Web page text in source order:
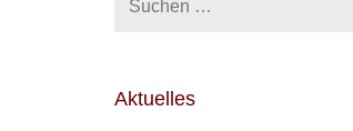
Aktuelles